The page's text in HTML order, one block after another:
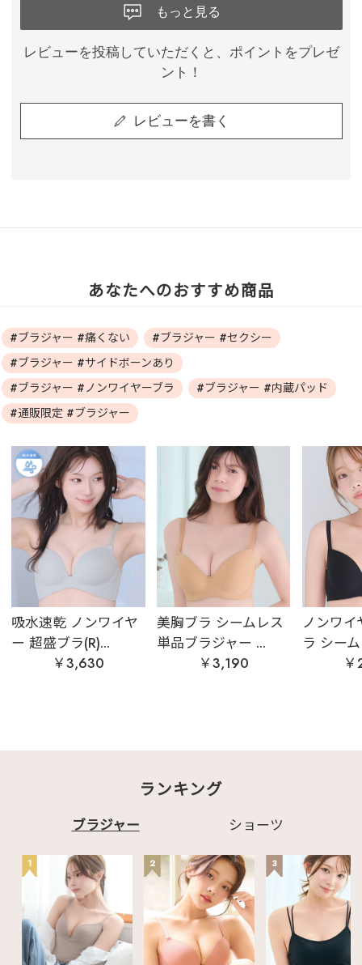
もっと見る
レビューを投稿していただくと、ポイントをプレゼ
ント！
レビューを書く
あなたへのおすすめ商品
#ブラジャー #痛くない
#ブラジャー #セクシー
#ブラジャー #サイドボーンあり
#ブラジャー #ノンワイヤーブラ
#ブラジャー #内蔵パッド
#通販限定 #ブラジャー
吸水速乾 ノンワイヤ
ー 超盛ブラ(R)...
￥3,630
美胸ブラ シームレス
単品ブラジャー ...
￥3,190
ノンワ
ラ シー
ランキング
ブラジャー ショーツ
1 2 3